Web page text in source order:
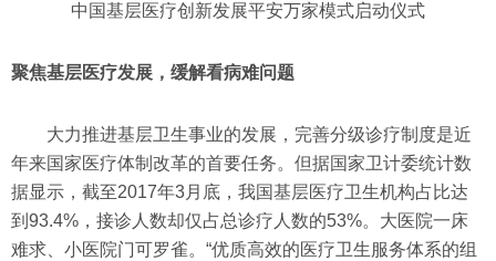
中国基层医疗创新发展平安万家模式启动仪式
聚焦基层医疗发展，缓解看病难问题
大力推进基层卫生事业的发展，完善分级诊疗制度是近
年来国家医疗体制改革的首要任务。但据国家卫计委统计数
据显示，截至2017年3月底，我国基层医疗卫生机构占比达
到93.4%，接诊人数却仅占总诊疗人数的53%。大医院一床
难求、小医院门可罗雀。“优质高效的医疗卫生服务体系的组